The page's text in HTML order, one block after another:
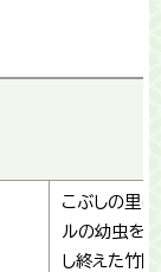
こぶしの里に
ルの幼虫を
し終えた竹間